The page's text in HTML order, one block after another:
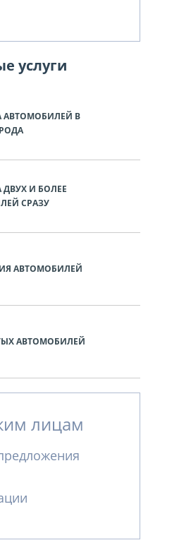
услуги
АВТОМОБИЛЕЙ В
ДВУХ И БОЛЕЕ
СРАЗУ
АВТОМОБИЛЕЙ
АВТОМОБИЛЕЙ
лицам